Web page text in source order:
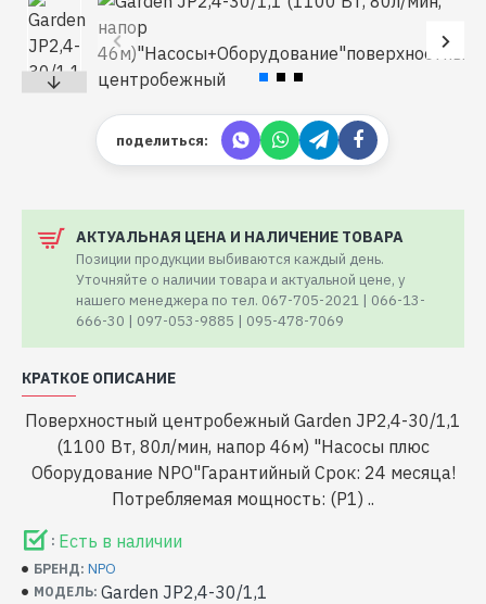
поделиться:
АКТУАЛЬНАЯ ЦЕНА И НАЛИЧЕНИЕ ТОВАРА
Позиции продукции выбиваются каждый день.
Уточняйте о наличии товара и актуальной цене, у
нашего менеджера по тел. 067-705-2021 | 066-13-
666-30 | 097-053-9885 | 095-478-7069
КРАТКОЕ ОПИСАНИЕ
Поверхностный центробежный Garden JP2,4-30/1,1
(1100 Вт, 80л/мин, напор 46м) "Насосы плюс
Оборудование NPO"Гарантийный Срок: 24 месяца!
Потребляемая мощность: (P1) ..
: Есть в наличии
БРЕНД: NPO
МОДЕЛЬ: Garden JP2,4-30/1,1